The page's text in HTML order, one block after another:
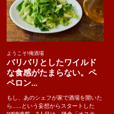
ようこそ!俺酒場
バリバリとしたワイルド
な食感がたまらない。ペ
ペロン...
もし、あのシェフが家で酒場を開いた
ら......という妄想からスタートした